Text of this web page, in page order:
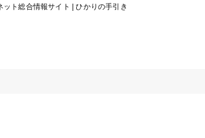
ト総合情報サイト | ひかりの手引き